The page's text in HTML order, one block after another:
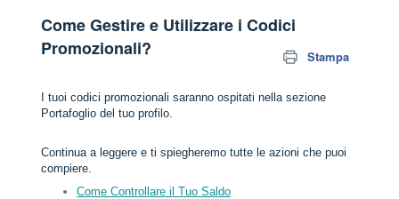
Come Gestire e Utilizzare i Codici
Promozionali?
Stampa
I tuoi codici promozionali saranno ospitati nella sezione
Portafoglio del tuo profilo.
Continua a leggere e ti spiegheremo tutte le azioni che puoi
compiere.
Come Controllare il Tuo Saldo